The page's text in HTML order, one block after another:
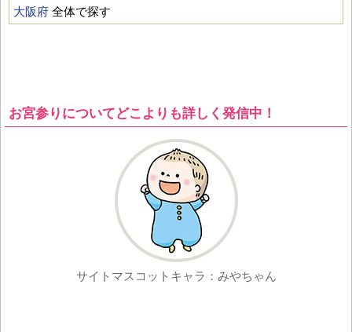
大阪府 全体で探す
お宮参りについてどこよりも詳しく発信中！
サイトマスコットキャラ：みやちゃん